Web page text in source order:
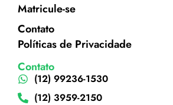
Matricule-se
Contato
Políticas de Privacidade
Contato
(12) 99236-1530
(12) 3959-2150